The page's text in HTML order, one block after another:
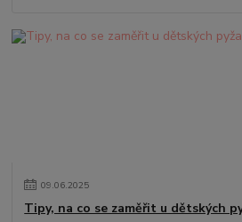
09.06.2025
Tipy, na co se zaměřit u dětských